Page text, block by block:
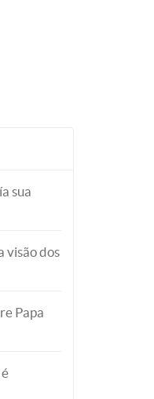
sua
visão dos
Papa